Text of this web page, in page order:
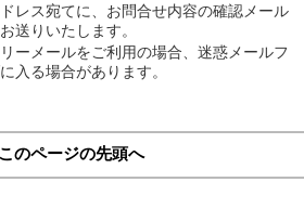
レス宛てに、お問合せ内容の確認メール
送りいたします。
ーメールをご利用の場合、迷惑メールフ
入る場合があります。
このページの先頭へ